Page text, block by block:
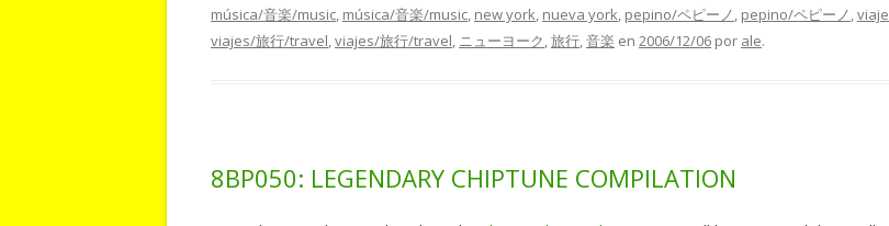
música/音楽/music, música/音楽/music, new york, nueva york, pepino/ペピーノ, pepino/ペピーノ,viaje
viajes/旅行/travel,viajes/旅行/travel, ニューヨーク,旅行,音楽 en 2006/12/06 por ale.
8BP050: LEGENDARY CHIPTUNE COMPILATION